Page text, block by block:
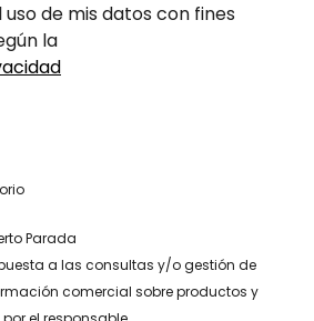
de mis datos con fines
la
Parada
a las consultas y/o gestión de
comercial sobre productos y